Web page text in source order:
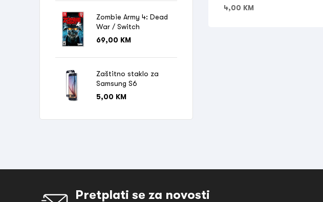
4,00 KM
Zombie Army 4: Dead
War / Switch
69,00 KM
Zaštitno staklo za
Samsung S6
5,00 KM
Pretplati se za novosti